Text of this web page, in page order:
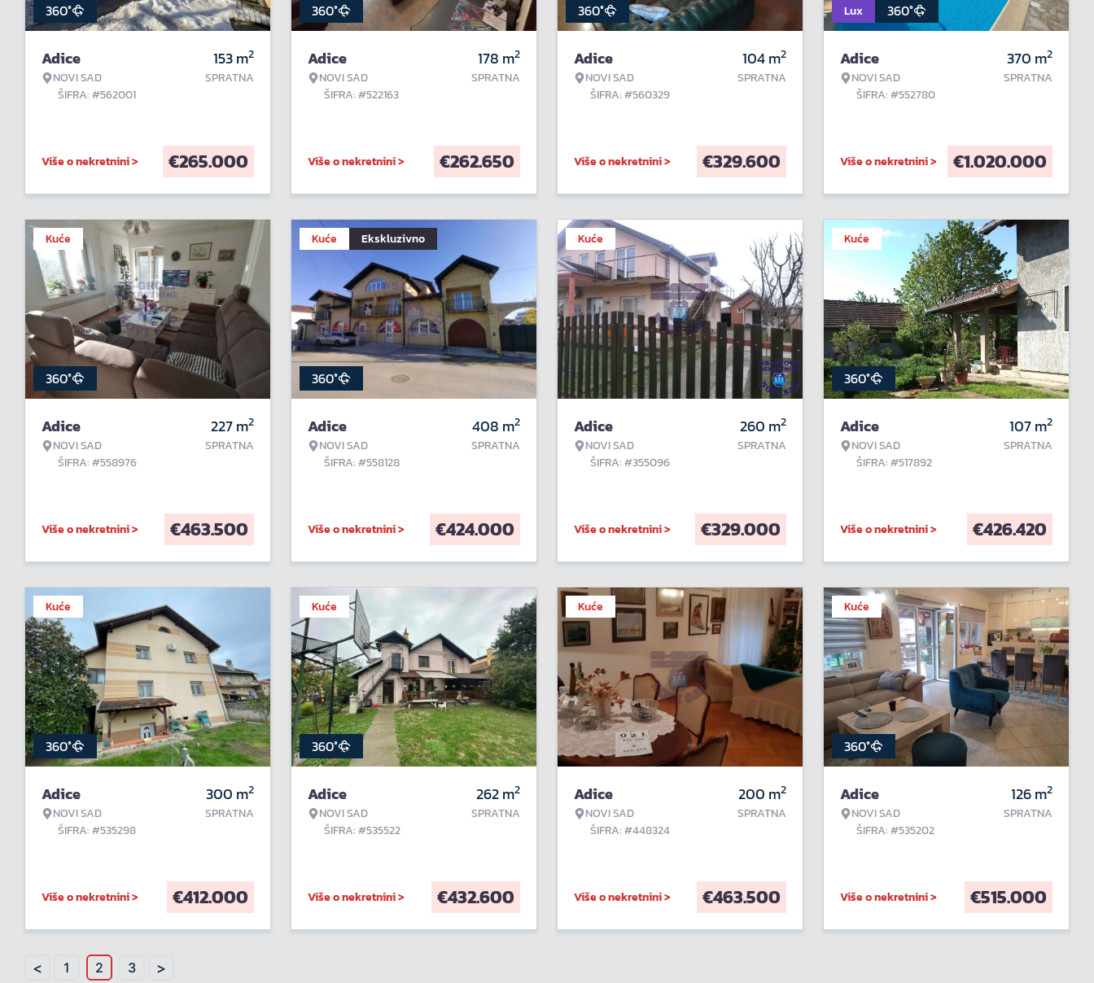
360°
Adice
NOVI SAD
ŠIFRA: #562001
153m2
SPRATNA
Više o nekretnini > €265.000
360°
Adice
NOVI SAD
ŠIFRA: #522163
178 m2
SPRATNA
Više o nekretnini > €262.650
360°
Adice
NOVI SAD
ŠIFRA: #560329
104m2
SPRATNA
Više o nekretnini > €329.600
Lux 360°
Adice
NOVI SAD
ŠIFRA: #552780
370 m2
SPRATNA
Više o nekretnini > €1.020.000
Kuće
360°
Adice
NOVI SAD
ŠIFRA: #558976
227m2
SPRATNA
Više o nekretnini > €463.500
Kuće Ekskluzivno
360°
Adice
NOVI SAD
ŠIFRA: #558128
408 m2
SPRATNA
Više o nekretnini > €424.000
Kuće
Adice
NOVI SAD
ŠIFRA: #355096
260 m2
SPRATNA
Više o nekretnini > €329.000
Kuće
360°
Adice
NOVI SAD
ŠIFRA: #517892
107m2
SPRATNA
Više o nekretnini > €426.420
Kuće
360°
Adice
NOVI SAD
ŠIFRA: #535298
300 m2
SPRATNA
Više o nekretnini > €412.000
Kuće
360°
Adice
NOVI SAD
ŠIFRA: #535522
262m2
SPRATNA
Više o nekretnini > €432.600
Kuće
Adice
NOVI SAD
ŠIFRA: #448324
200 m2
SPRATNA
Više o nekretnini > €463.500
Kuće
360°
Adice
NOVI SAD
ŠIFRA: #535202
126m2
SPRATNA
Više o nekretnini > €515.000
< 1 2 3 >